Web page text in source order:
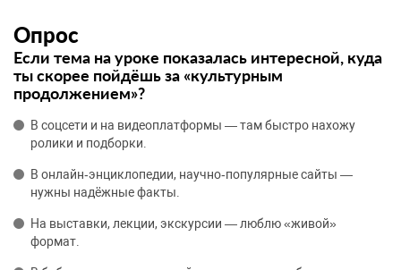
Опрос
Если тема на уроке показалась интересной, куда
ты скорее пойдёшь за «культурным
продолжением»?
В соцсети и на видеоплатформы — там быстро нахожу
ролики и подборки.
В онлайн‑энциклопедии, научно‑популярные сайты —
нужны надёжные факты.
На выставки, лекции, экскурсии — люблю «живой»
формат.